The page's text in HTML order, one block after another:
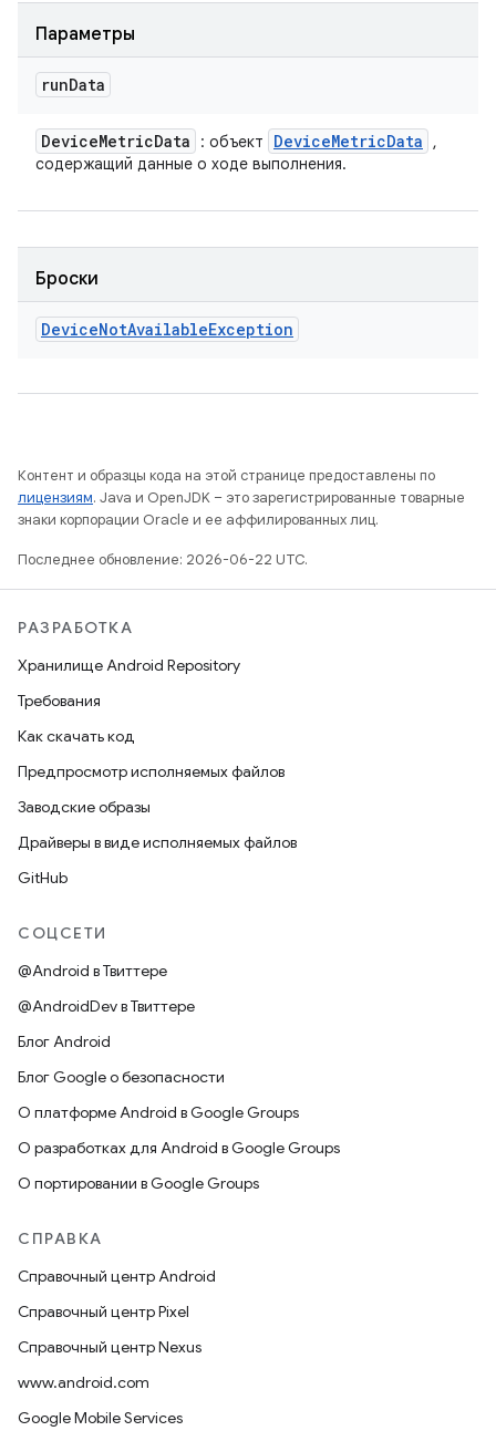
Параметры
runData
DeviceMetricData : объект DeviceMetricData
,
содержащий данные о ходе выполнения.
Броски
DeviceNotAvailableException
Контент и образцы кода на этой странице предоставлены по
лицензиям. Java и OpenJDK – это зарегистрированные товарные
знаки корпорации Oracle и ее аффилированных лиц.
Последнее обновление: 2026-06-22 UTC.
РАЗРАБОТКА
Хранилище Android Repository
Требования
Как скачать код
Предпросмотр исполняемых файлов
Заводские образы
Драйверы в виде исполняемых файлов
GitHub
СОЦСЕТИ
@Android в Твиттере
@AndroidDev в Твиттере
Блог Android
Блог Google о безопасности
О платформе Android в Google Groups
О разработках для Android в Google Groups
О портировании в Google Groups
СПРАВКА
Справочный центр Android
Справочный центр Pixel
Справочный центр Nexus
www.android.com
Google Mobile Services